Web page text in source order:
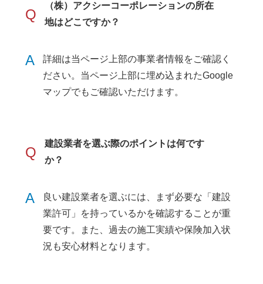
Q
（株）アクシーコーポレーションの所在
地はどこですか？
A
詳細は当ページ上部の事業者情報をご確認く
ださい。当ページ上部に埋め込まれたGoogle
マップでもご確認いただけます。
Q
建設業者を選ぶ際のポイントは何です
か？
A
良い建設業者を選ぶには、まず必要な「建設
業許可」を持っているかを確認することが重
要です。また、過去の施工実績や保険加入状
況も安心材料となります。